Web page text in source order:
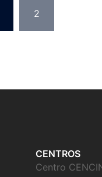
2
CENTROS
Centro